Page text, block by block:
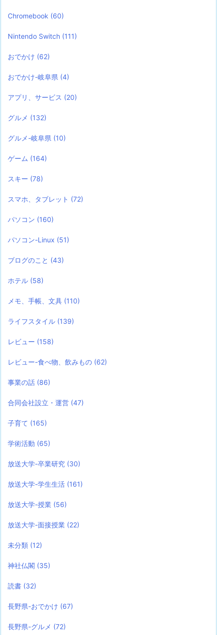
Chromebook (60)
Nintendo Switch (111)
おでかけ (62)
おでかけ-岐阜県 (4)
アプリ、サービス (20)
グルメ (132)
グルメ-岐阜県 (10)
ゲーム (164)
スキー (78)
スマホ、タブレット (72)
パソコン (160)
パソコン-Linux (51)
ブログのこと (43)
ホテル (58)
メモ、手帳、文具 (110)
ライフスタイル (139)
レビュー (158)
レビュー-食べ物、飲みもの (62)
事業の話 (86)
合同会社設立・運営 (47)
子育て (165)
学術活動 (65)
放送大学-卒業研究 (30)
放送大学-学生生活 (161)
放送大学-授業 (56)
放送大学-面接授業 (22)
未分類 (12)
神社仏閣 (35)
読書 (32)
長野県-おでかけ (67)
長野県-グルメ (72)